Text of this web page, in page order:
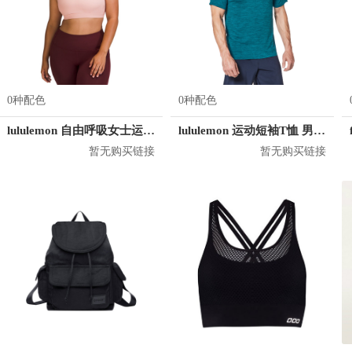
0种配色
lululemon 自由呼吸女士运动文胸
暂无购买链接
0种配色
lululemon 运动短袖T恤 男女同款 LM3AR7S
暂无购买链接